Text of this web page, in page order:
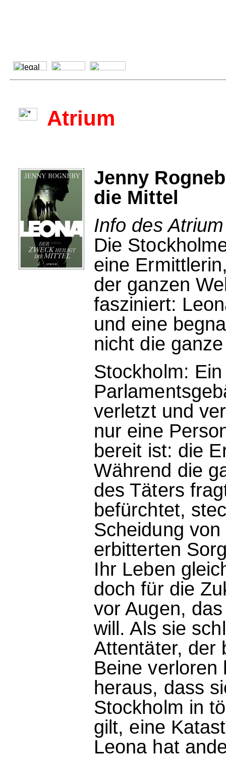
Atrium
Jenny
die Mittel
Info des
Die
eine
der ganzen
fasziniert:
und eine
nicht die
Stockholm:
verletzt und
nur eine
bereit ist: die
Während die
des Täters
befürchtet,
Scheidung
erbitterten
Ihr Leben
doch für die
vor Augen,
will. Als sie
Attentäter, der
Beine
heraus, dass
Stockholm in
gilt, eine
Leona hat